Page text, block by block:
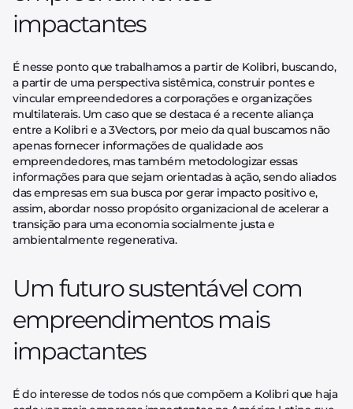
impactantes
É nesse ponto que trabalhamos a partir de Kolibri, buscando,
a partir de uma perspectiva sistêmica, construir pontes e
vincular empreendedores a corporações e organizações
multilaterais. Um caso que se destaca é a recente aliança
entre a Kolibri e a 3Vectors, por meio da qual buscamos não
apenas fornecer informações de qualidade aos
empreendedores, mas também metodologizar essas
informações para que sejam orientadas à ação, sendo aliados
das empresas em sua busca por gerar impacto positivo e,
assim, abordar nosso propósito organizacional de acelerar a
transição para uma economia socialmente justa e
ambientalmente regenerativa.
Um futuro sustentável com
empreendimentos mais
impactantes
É do interesse de todos nós que compõem a Kolibri que haja